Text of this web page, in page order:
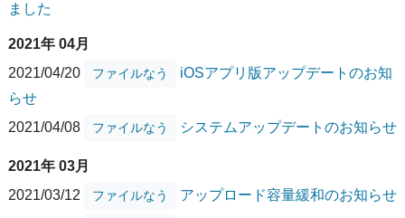
ました
2021年 04月
2021/04/20
ファイルなう
iOSアプリ版アップデートのお知
らせ
2021/04/08
ファイルなう システムアップデートのお知らせ
2021年 03月
2021/03/12
ファイルなう アップロード容量緩和のお知らせ